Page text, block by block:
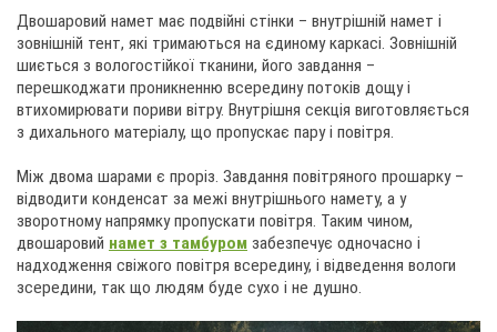
Двошаровий намет має подвійні стінки – внутрішній намет і
зовнішній тент, які тримаються на єдиному каркасі. Зовнішній
шиється з вологостійкої тканини, його завдання –
перешкоджати проникненню всередину потоків дощу і
втихомирювати пориви вітру. Внутрішня секція виготовляється
з дихального матеріалу, що пропускає пару і повітря.
Між двома шарами є проріз. Завдання повітряного прошарку –
відводити конденсат за межі внутрішнього намету, а у
зворотному напрямку пропускати повітря. Таким чином,
двошаровий намет з тамбуром забезпечує одночасно і
надходження свіжого повітря всередину, і відведення вологи
зсередини, так що людям буде сухо і не душно.